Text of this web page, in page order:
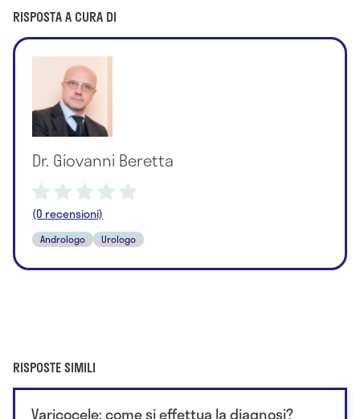
RISPOSTA A CURA DI
Dr. Giovanni Beretta
(0 recensioni)
Andrologo Urologo
RISPOSTE SIMILI
Varicocele: come si effettua la diagnosi?